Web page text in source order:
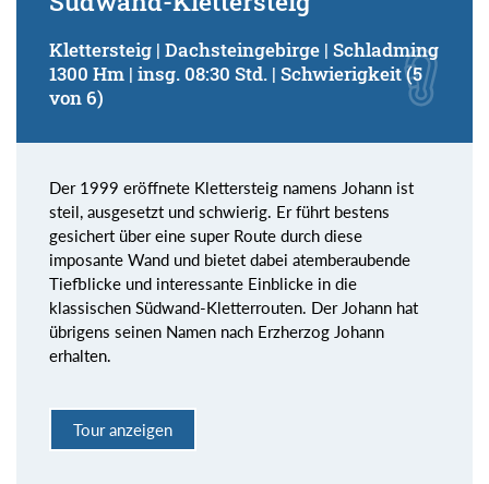
Klettersteig | Dachsteingebirge | Schladming
1300 Hm | insg. 08:30 Std. | Schwierigkeit (5
von 6)
Der 1999 eröffnete Klettersteig namens Johann ist
steil, ausgesetzt und schwierig. Er führt bestens
gesichert über eine super Route durch diese
imposante Wand und bietet dabei atemberaubende
Tiefblicke und interessante Einblicke in die
klassischen Südwand-Kletterrouten. Der Johann hat
übrigens seinen Namen nach Erzherzog Johann
erhalten.
Tour anzeigen